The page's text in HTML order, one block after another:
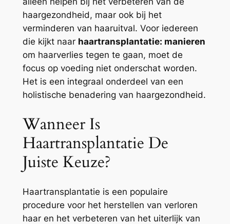
haargezondheid, maar ook bij het
verminderen van haaruitval. Voor iedereen
die kijkt naar haartransplantatie: manieren
om haarverlies tegen te gaan, moet de
focus op voeding niet onderschat worden.
Het is een integraal onderdeel van een
holistische benadering van haargezondheid.
Wanneer Is
Haartransplantatie De
Juiste Keuze?
Haartransplantatie is een populaire
procedure voor het herstellen van verloren
haar en het verbeteren van het uiterlijk van